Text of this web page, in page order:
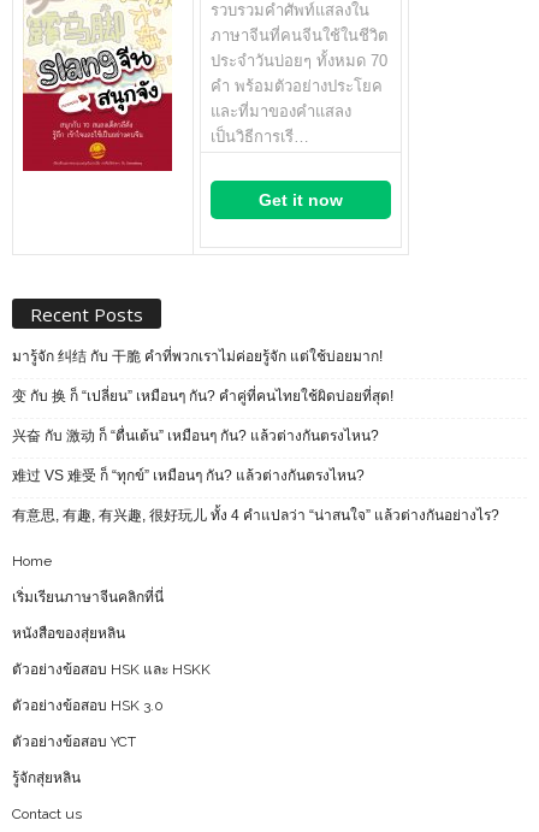
รวบรวมคำศัพท์แสลงใน
ภาษาจีนที่คนจีนใช้ในชีวิต
ประจำวันบ่อยๆ ทั้งหมด 70
คำ พร้อมตัวอย่างประโยค
และที่มาของคำแสลง
เป็นวิธีการเรี…
Get it now
Recent Posts
มารู้จัก 纠结 กับ 干脆 คำที่พวกเราไม่ค่อยรู้จัก แต่ใช้บ่อยมาก!
变 กับ 换 ก็ “เปลี่ยน” เหมือนๆ กัน? คำคู่ที่คนไทยใช้ผิดบ่อยที่สุด!
兴奋 กับ 激动 ก็ “ตื่นเต้น” เหมือนๆ กัน? แล้วต่างกันตรงไหน?
难过 VS 难受 ก็ “ทุกข์” เหมือนๆ กัน? แล้วต่างกันตรงไหน?
有意思, 有趣, 有兴趣, 很好玩儿 ทั้ง 4 คำแปลว่า “น่าสนใจ” แล้วต่างกันอย่างไร?
Home
เริ่มเรียนภาษาจีนคลิกที่นี่
หนังสือของสุ่ยหลิน
ตัวอย่างข้อสอบ HSK และ HSKK
ตัวอย่างข้อสอบ HSK 3.0
ตัวอย่างข้อสอบ YCT
รู้จักสุ่ยหลิน
Contact us